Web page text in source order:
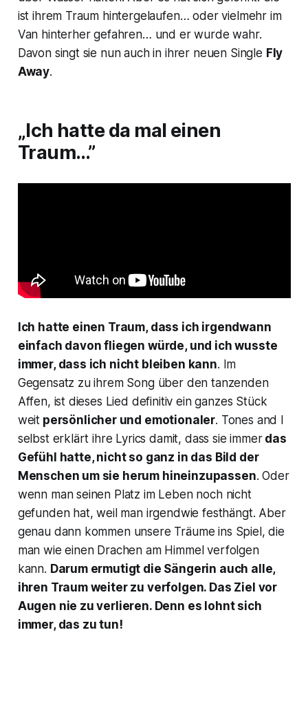
ist ihrem Traum hintergelaufen… oder vielmehr im
Van hinterher gefahren… und er wurde wahr.
Davon singt sie nun auch in ihrer neuen Single Fly
Away.
„Ich hatte da mal einen
Traum…”
Ich hatte einen Traum, dass ich irgendwann
einfach davon fliegen würde, und ich wusste
immer, dass ich nicht bleiben kann. Im
Gegensatz zu ihrem Song über den tanzenden
Affen, ist dieses Lied definitiv ein ganzes Stück
weit persönlicher und emotionaler. Tones and I
selbst erklärt ihre Lyrics damit, dass sie immerdas
Gefühl hatte, nicht so ganz in das Bild der
Menschen um sie herum hineinzupassen. Oder
wenn man seinen Platz im Leben noch nicht
gefunden hat, weil man irgendwie festhängt. Aber
genau dann kommen unsere Träume ins Spiel, die
man wie einen Drachen am Himmel verfolgen
kann. Darum ermutigt die Sängerin auch alle,
ihren Traum weiter zu verfolgen. Das Ziel vor
Augen nie zu verlieren. Denn es lohnt sich
immer, das zu tun!